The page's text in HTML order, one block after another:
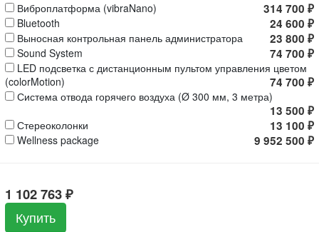
Виброплатформа (vibraNano) 314 700 ₽
Bluetooth 24 600 ₽
Выносная контрольная панель администратора 23 800 ₽
Sound System 74 700 ₽
LED подсветка с дистанционным пультом управления цветом
(colorMotion)
74 700 ₽
Система отвода горячего воздуха (Ø 300 мм, 3 метра)
13 500 ₽
Стереоколонки 13 100 ₽
Wellness package 9 952 500 ₽
1 102 763 ₽
Купить